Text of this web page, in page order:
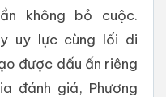
không bỏ cuộc.
uy lực cùng lối di
được dấu ấn riêng
đánh giá, Phương